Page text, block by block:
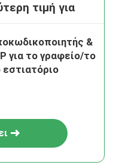
τιμή για
&
για το γραφείο/το